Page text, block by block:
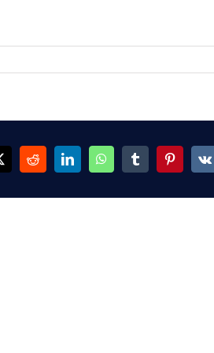
RedditLinkedInWhatsAppTumblrPinterest
Vk